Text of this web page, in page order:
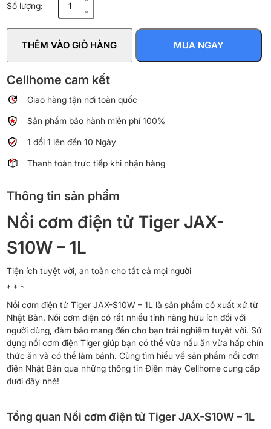
Số lượng:cơm
Tiger
JAX-
1
lít
lượng
THÊM VÀO GIỎ HÀNG MUA NGAY
Cellhome cam kết
Giao hàng tận nơi toàn quốc
Sản phẩm bảo hành miễn phí 100%
1 đổi 1 lên đến 10 Ngày
Thanh toán trực tiếp khi nhận hàng
Thông tin sản phẩm
Nồi cơm điện tử Tiger JAX-
S10W – 1L
Tiện ích tuyệt vời, an toàn cho tất cả mọi người
* * *
Nồi cơm điện tử Tiger JAX-S10W – 1L là sản phẩm có xuất xứ từ
Nhật Bản. Nồi cơm điện có rất nhiều tính năng hữu ích đối với
người dùng, đảm bảo mang đến cho bạn trải nghiệm tuyệt vời. Sử
dụng nồi cơm điện Tiger giúp bạn có thể vừa nấu ăn vừa hấp chín
thức ăn và có thể làm bánh. Cùng tìm hiểu về sản phẩm nồi cơm
điện Nhật Bản qua những thông tin Điện máy Cellhome cung cấp
dưới đây nhé!
Tổng quan Nồi cơm điện tử Tiger JAX-S10W – 1L